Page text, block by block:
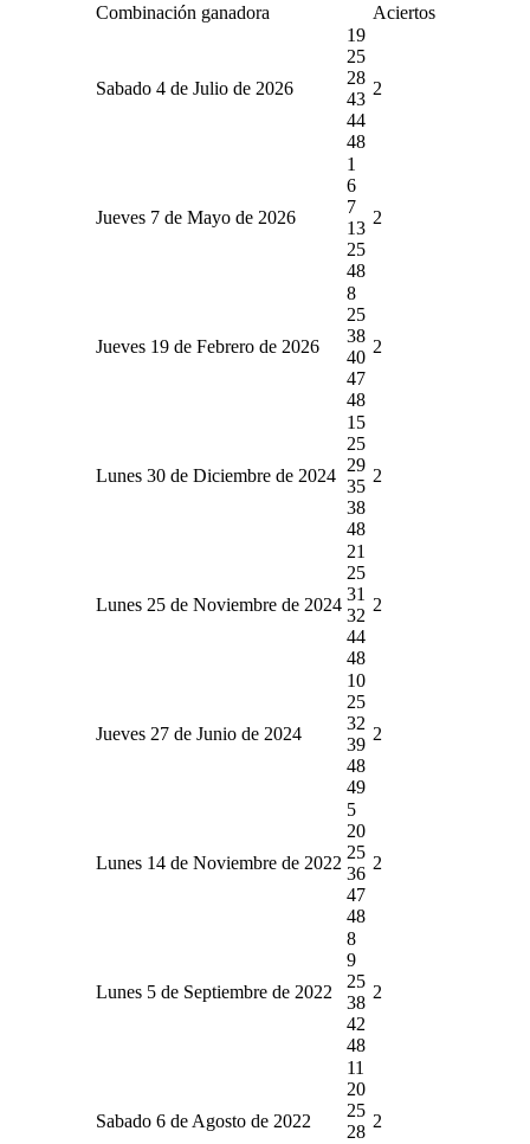
Combinación ganadora Aciertos
Sabado 4 de Julio de 2026
19
25
28
43
44
48
2
Jueves 7 de Mayo de 2026
1
6
7
13
25
48
2
Jueves 19 de Febrero de 2026
8
25
38
40
47
48
2
Lunes 30 de Diciembre de 2024
15
25
29
35
38
48
2
Lunes 25 de Noviembre de 2024
21
25
31
32
44
48
2
Jueves 27 de Junio de 2024
10
25
32
39
48
49
2
Lunes 14 de Noviembre de 2022
5
20
25
36
47
48
2
Lunes 5 de Septiembre de 2022
8
9
25
38
42
48
2
Sabado 6 de Agosto de 2022
11
20
25
28
2